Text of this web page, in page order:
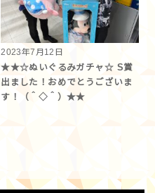
2023年7月12日
★★☆ぬいぐるみガチャ☆ S賞
出ました！おめでとうございま
す！（＾◇＾）★★